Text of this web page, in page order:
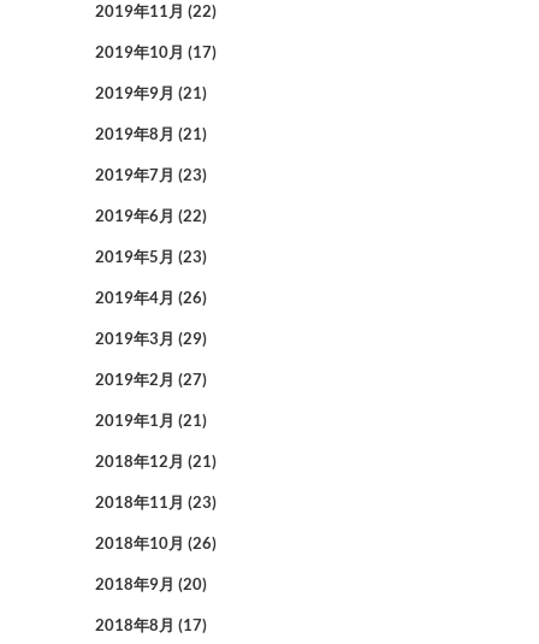
2019年11月 (22)
2019年10月 (17)
2019年9月 (21)
2019年8月 (21)
2019年7月 (23)
2019年6月 (22)
2019年5月 (23)
2019年4月 (26)
2019年3月 (29)
2019年2月 (27)
2019年1月 (21)
2018年12月 (21)
2018年11月 (23)
2018年10月 (26)
2018年9月 (20)
2018年8月 (17)